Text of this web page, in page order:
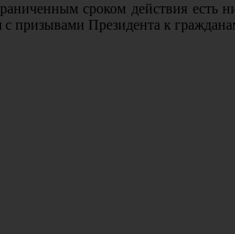
сроком действия есть
призывами Президента к